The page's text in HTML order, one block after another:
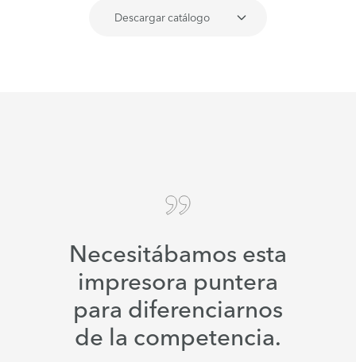
Descargar catálogo
Necesitábamos esta
impresora puntera
para diferenciarnos
de la competencia.